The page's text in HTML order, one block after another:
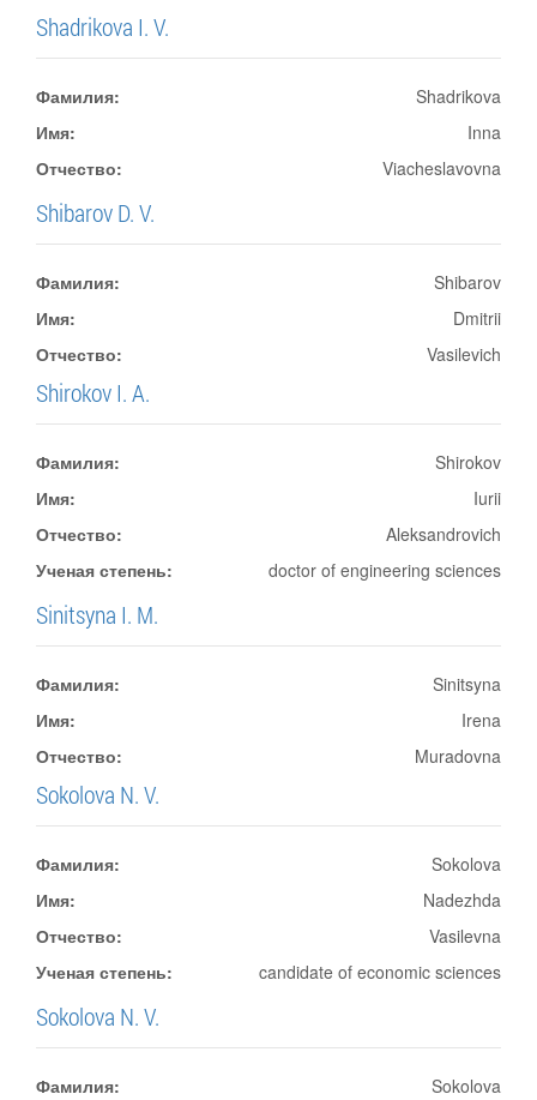
Shadrikova I. V.
Фамилия:
Shadrikova
Имя:
Inna
Отчество:
Viacheslavovna
Shibarov D. V.
Фамилия:
Shibarov
Имя:
Dmitrii
Отчество:
Vasilevich
Shirokov I. A.
Фамилия:
Shirokov
Имя:
Iurii
Отчество:
Aleksandrovich
Ученая степень:
doctor of engineering sciences
Sinitsyna I. M.
Фамилия:
Sinitsyna
Имя:
Irena
Отчество:
Muradovna
Sokolova N. V.
Фамилия:
Sokolova
Имя:
Nadezhda
Отчество:
Vasilevna
Ученая степень:
candidate of economic sciences
Sokolova N. V.
Фамилия:
Sokolova